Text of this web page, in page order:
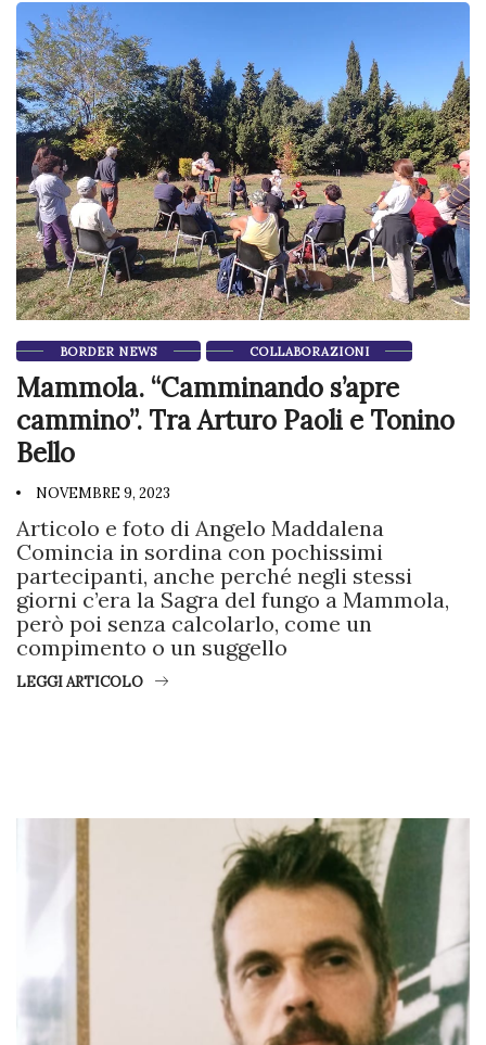
BORDER NEWS COLLABORAZIONI
Mammola. “Camminando s’apre
cammino”. Tra Arturo Paoli e Tonino
Bello
NOVEMBRE 9, 2023
Articolo e foto di Angelo Maddalena
Comincia in sordina con pochissimi
partecipanti, anche perché negli stessi
giorni c’era la Sagra del fungo a Mammola,
però poi senza calcolarlo, come un
compimento o un suggello
LEGGI ARTICOLO